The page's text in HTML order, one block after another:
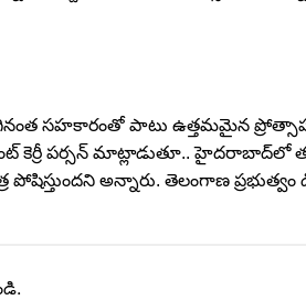
సహకారంతో పాటు ఉత్తమమైన
కెర్రీ పర్సన్ మాట్లాడుతూ..
అన్నారు. తెలంగాణ ప్రభుత్వం